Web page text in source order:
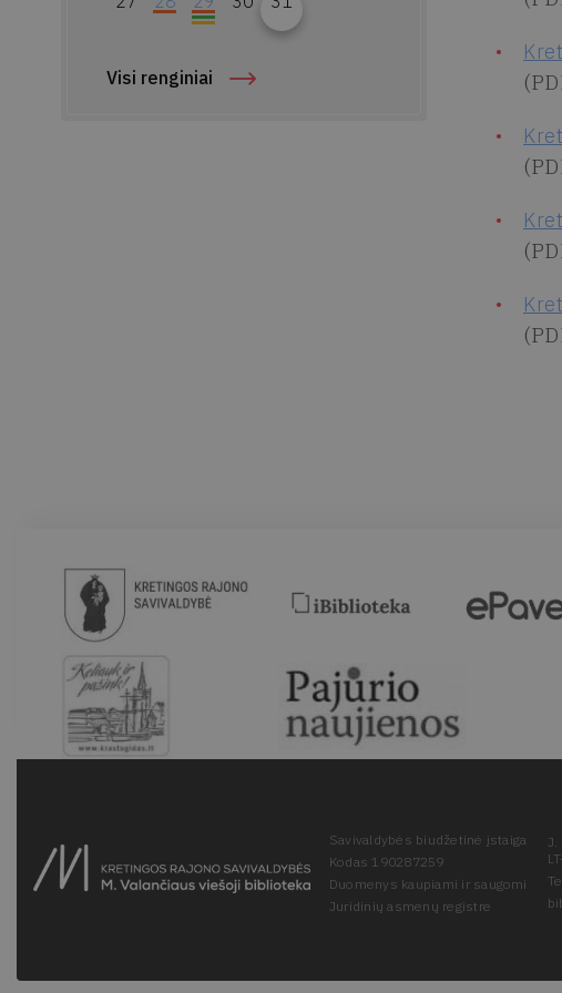
Visi renginiai
Savivaldybės biudžetinė įstaiga
Kodas 190287259
Duomenys kaupiami ir saugomi
Juridinių asmenų registre
J.